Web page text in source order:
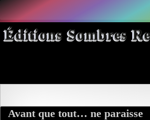
Aller
au
contenu
Éditions Sombres
Archives par mot-clé :
Avant que tout… ne paraisse